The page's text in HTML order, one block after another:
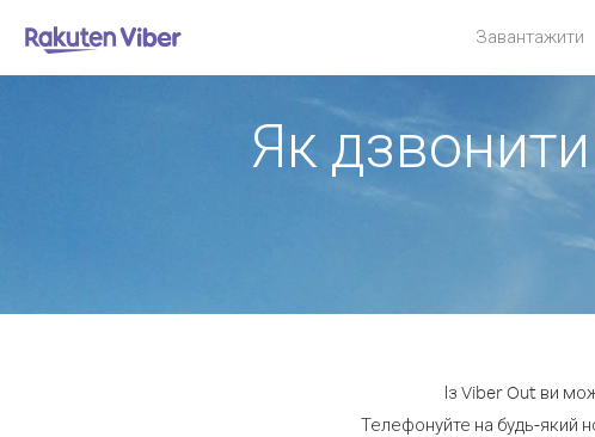
Завантажити
Як
Із Viber Out ви
Телефонуйте на будь-який